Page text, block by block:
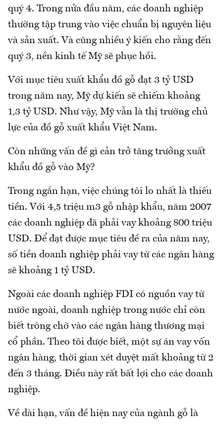
quý 4. Trong nửa đầu năm, các doanh nghiệp
thường tập trung vào việc chuẩn bị nguyên liệu
và sản xuất. Và cũng nhiều ý kiến cho rằng đến
quý 3, nền kinh tế Mỹ sẽ phục hồi.
Với mục tiêu xuất khẩu đồ gỗ đạt 3 tỷ USD
trong năm nay, Mỹ dự kiến sẽ chiếm khoảng
1,3 tỷ USD. Như vậy, Mỹ vẫn là thị trường chủ
lực của đồ gỗ xuất khẩu Việt Nam.
Còn những vấn đề gì cản trở tăng trưởng xuất
khẩu đồ gỗ vào Mỹ?
Trong ngắn hạn, việc chúng tôi lo nhất là thiếu
tiền. Với 4,5 triệu m3 gỗ nhập khẩu, năm 2007
các doanh nghiệp đã phải vay khoảng 800 triệu
USD. Để đạt được mục tiêu đề ra của năm nay,
số tiền doanh nghiệp phải vay từ các ngân hàng
sẽ khoảng 1 tỷ USD.
Ngoài các doanh nghiệp FDI có nguồn vay từ
nước ngoài, doanh nghiệp trong nước chỉ còn
biết trông chờ vào các ngân hàng thương mại
cổ phần. Theo tôi được biết, một sự án vay vốn
ngân hàng, thời gian xét duyệt mất khoảng từ 2
đến 3 tháng. Điều này rất bất lợi cho các doanh
nghiệp.
Về dài hạn, vấn đề hiện nay của ngành gỗ là